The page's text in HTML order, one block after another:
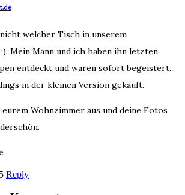
welcher Tisch in unserem
Mein Mann und ich haben ihn letzten
entdeckt und waren sofort begeistert.
in der kleinen Version gekauft.
Wohnzimmer aus und deine Fotos
Reply